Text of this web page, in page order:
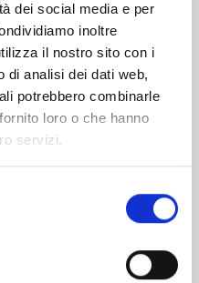
dei social media e per
inoltre
il nostro sito con i
di analisi dei dati web,
potrebbero combinarle
loro o che hanno
servizi.
EDITION n. 74